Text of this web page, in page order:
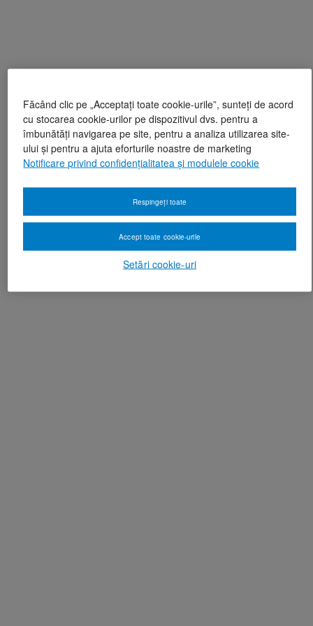
Făcând clic pe „Acceptați toate cookie-urile”, sunteți de acord
cu stocarea cookie-urilor pe dispozitivul dvs. pentru a
îmbunătăți navigarea pe site, pentru a analiza utilizarea site-
ului și pentru a ajuta eforturile noastre de marketing
Notificare privind confidențialitatea și modulele cookie
Setări cookie-uri
Respingeți toate
Accept toate cookie-urile